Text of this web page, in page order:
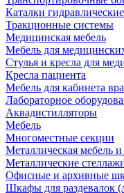
Каталки гидравлические
Тракционные системы
Медицинская мебель
Мебель для
Стулья и кресла для
Кресла пациента
Мебель для кабинета
Лабораторное
Аквадистилляторы
Мебель
Многоместные секции
Металлическая мебель
Металлические
Офисные и архивные
Шкафы для раздевалок